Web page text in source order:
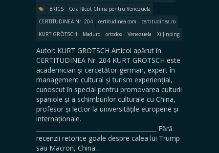
BRICS
Ce a făcut China pentru Venezuela
CERTITUDINEA Nr. 204
certitudinea.com
certitudinea.ro
KURT GRÖTSCH
Maduro ortodox Venezuela Xi Jinping
Autor: KURT GRÖTSCH Articol apărut în
CERTITUDINEA Nr. 204 KURT GRÖTSCH este
academician și cercetător german, expert în
management cultural și turism experiențial,
cunoscut în special pentru promovarea culturii
spaniole și a schimburilor culturale cu China,
profesor și lector la universitățile europene și
internaționale.
_________________________________________ Fără
recenzii retorice goale despre calea lui Trump
sau Macron, China…